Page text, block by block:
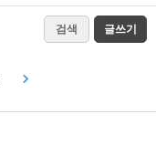
검색 글쓰기